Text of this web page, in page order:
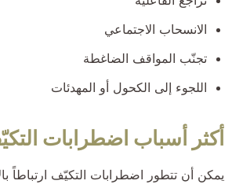
الانسحاب الاجتماعي
تجنّب المواقف الضاغطة
اللجوء إلى الكحول أو المهدئات
أكثر أسباب اضطرابات
يمكن أن تتطور اضطرابات التكيّف